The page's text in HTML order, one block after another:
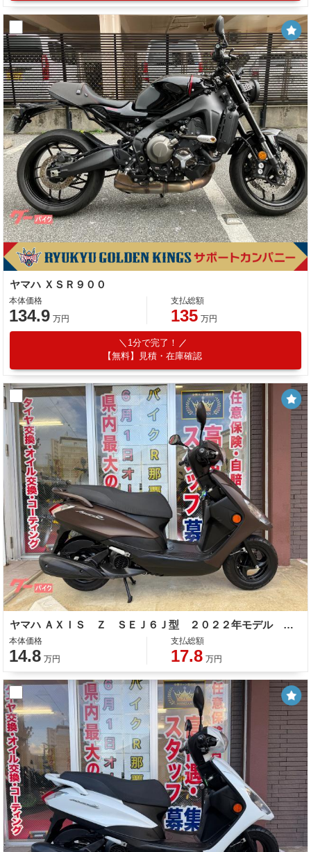
ヤマハ ＸＳＲ９００
本体価格
134.9 万円
支払総額
135 万円
1分で完了！
【無料】見積・在庫確認
ヤマハ ＡＸＩＳ Ｚ ＳＥＪ６Ｊ型 ２０２２年モデル コンビニフック サイドスタンド センタースタンド スペアキー
本体価格
14.8 万円
支払総額
17.8 万円